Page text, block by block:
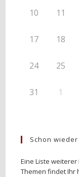
10 11
17 18
24 25
31 1
Schon
Eine Liste
Themen findet Ihr